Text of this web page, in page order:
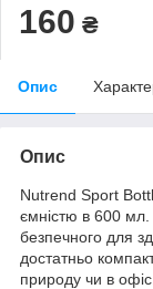
160 ₴
Опис
Опис
Nutrend Sport
ємністю в 600 мл.
безпечного для
достатньо
природу чи в